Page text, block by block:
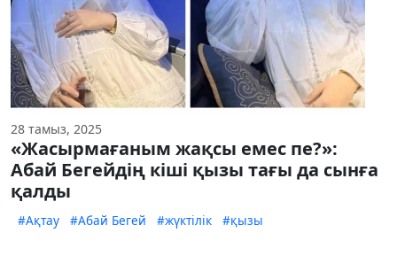
28 тамыз, 2025
«Жасырмағаным жақсы емес пе?»:
Абай Бегейдің кіші қызы тағы да сынға
қалды
#Ақтау #Абай Бегей #жүктілік #қызы